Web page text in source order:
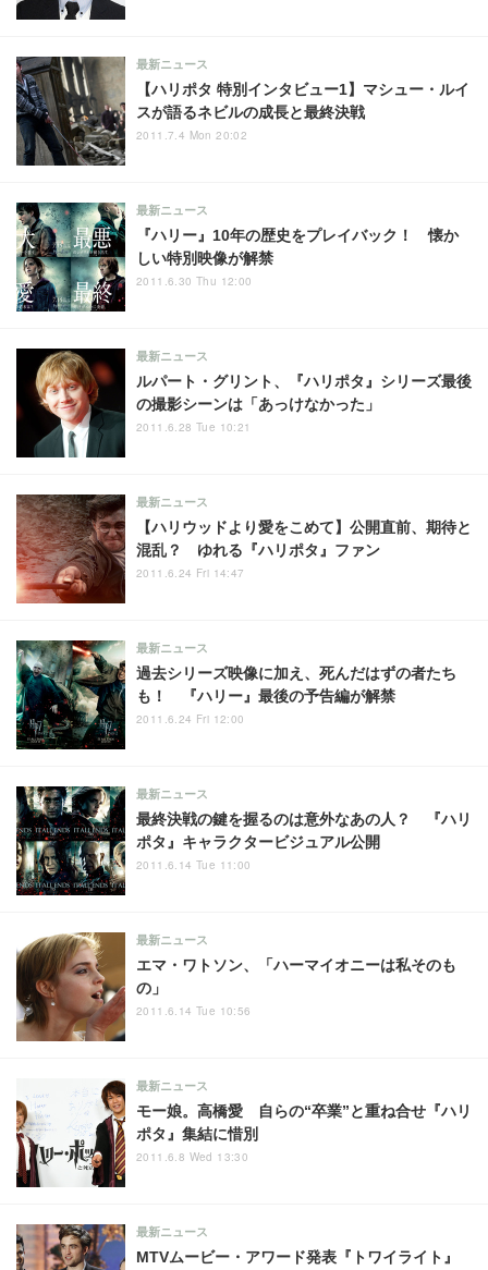
【ハリポタ 特別インタビュー1】マシュー・ルイ
スが語るネビルの成長と最終決戦
最新ニュース
2011.7.4 Mon 20:02
『ハリー』10年の歴史をプレイバック！ 懐か
しい特別映像が解禁
最新ニュース
2011.6.30 Thu 12:00
ルパート・グリント、『ハリポタ』シリーズ最後
の撮影シーンは「あっけなかった」
最新ニュース
2011.6.28 Tue 10:21
【ハリウッドより愛をこめて】公開直前、期待と
混乱？ ゆれる『ハリポタ』ファン
最新ニュース
2011.6.24 Fri 14:47
過去シリーズ映像に加え、死んだはずの者たち
も！ 『ハリー』最後の予告編が解禁
最新ニュース
2011.6.24 Fri 12:00
最終決戦の鍵を握るのは意外なあの人？ 『ハリ
ポタ』キャラクタービジュアル公開
最新ニュース
2011.6.14 Tue 11:00
エマ・ワトソン、「ハーマイオニーは私そのも
の」
最新ニュース
2011.6.14 Tue 10:56
モー娘。高橋愛 自らの“卒業”と重ね合せ『ハリ
ポタ』集結に惜別
最新ニュース
2011.6.8 Wed 13:30
MTVムービー・アワード発表『トワイライト』
最新ニュース